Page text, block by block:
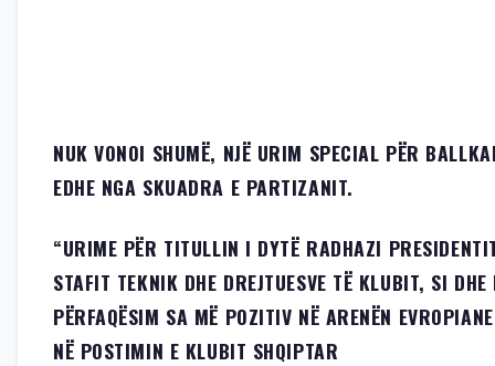
NUK VONOI SHUMË, NJË URIM SPECIAL PËR
EDHE NGA SKUADRA E PARTIZANIT.
“URIME PËR TITULLIN I DYTË RADHAZI
STAFIT TEKNIK DHE DREJTUESVE TË KLUBIT, SI DHE
PËRFAQËSIM SA MË POZITIV NË ARENËN
NË POSTIMIN E KLUBIT SHQIPTAR